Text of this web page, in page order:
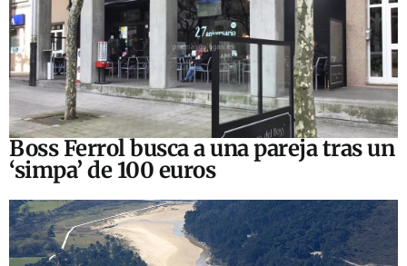
Boss Ferrol busca a una pareja tras un
‘simpa’ de 100 euros